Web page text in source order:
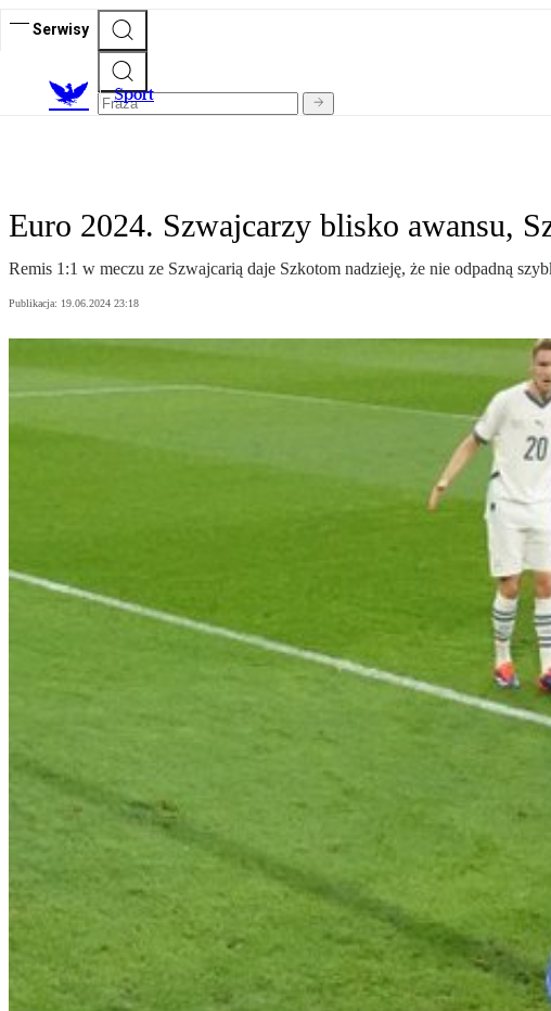
Serwisy
Sport
Euro 2024. Szwajcarzy blisko awansu,
Remis 1:1 w meczu ze Szwajcarią daje Szkotom nadzieję, że nie odpadną
Publikacja: 19.06.2024 23:18